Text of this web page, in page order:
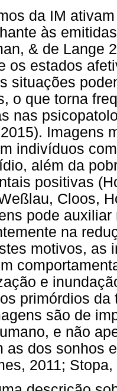
da IM
às
& de Lange
os estados
situações
o que torna
nas
Imagens
indivíduos
além da
positivas
Cloos,
pode
na
motivos, as
e
primórdios
são de
e não
as dos sonhos
2011; Stopa,